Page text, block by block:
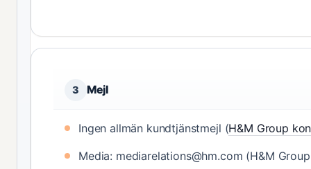
3 Mejl
Ingen allmän kundtjänstmejl (H&M Group
Media: mediarelations@hm.com (H&M